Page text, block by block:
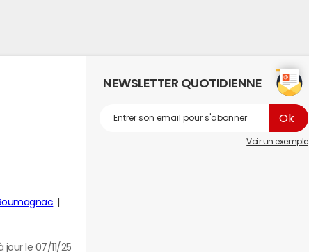
jour le 07/11/25
NEWSLETTER QUOTIDIENNE
Voir un exemple